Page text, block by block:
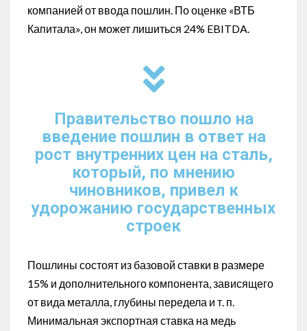
компанией от ввода пошлин. По оценке «ВТБ
Капитала», он может лишиться 24% EBITDA.
Правительство пошло на
введение пошлин в ответ на
рост внутренних цен на сталь,
который, по мнению
чиновников, привел к
удорожанию государственных
строек
Пошлины состоят из базовой ставки в размере
15% и дополнительного компонента, зависящего
от вида металла, глубины передела и т. п.
Минимальная экспортная ставка на медь